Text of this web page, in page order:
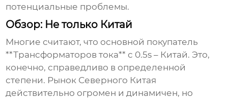
потенциальные проблемы.
Обзор: Не только Китай
Многие считают, что основной покупатель
**Трансформаторов тока** с 0.5s – Китай. Это,
конечно, справедливо в определенной
степени. Рынок Северного Китая
действительно огромен и динамичен, но